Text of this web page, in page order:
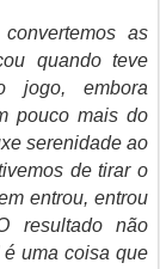
as
quando teve
jogo, embora
pouco mais do
serenidade ao
de tirar o
entrou, entrou
resultado não
é uma coisa que